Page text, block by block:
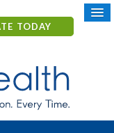
TODAY